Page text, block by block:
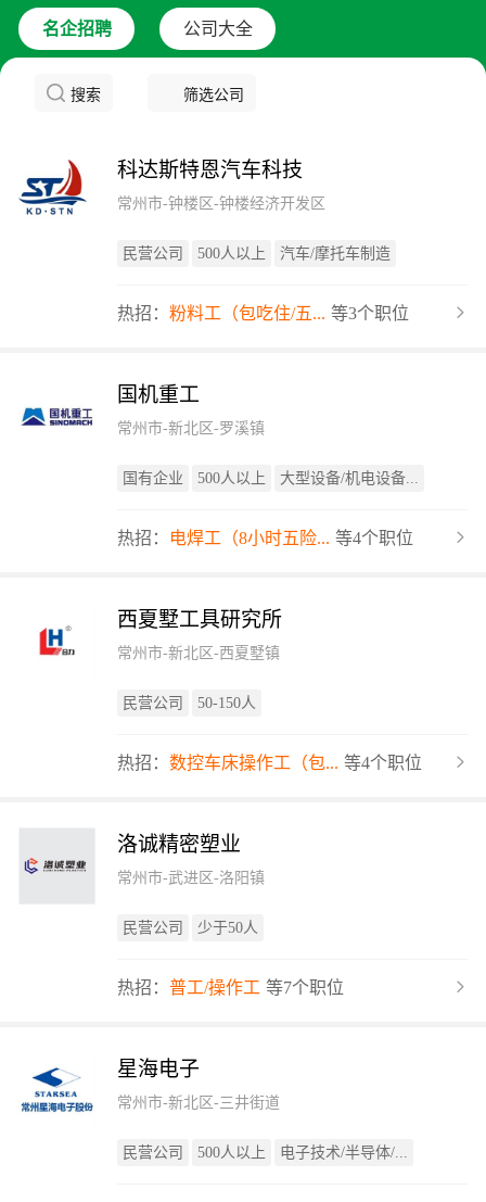
名企招聘 公司大全
搜索 筛选公司
科达斯特恩汽车科技
常州市-钟楼区-钟楼经济开发区
民营公司 500人以上 汽车/摩托车制造
热招： 粉料工（包吃住/五... 等3个职位
国机重工
常州市-新北区-罗溪镇
国有企业 500人以上 大型设备/机电设备...
热招： 电焊工（8小时五险... 等4个职位
西夏墅工具研究所
常州市-新北区-西夏墅镇
民营公司 50-150人
热招： 数控车床操作工（包... 等4个职位
洛诚精密塑业
常州市-武进区-洛阳镇
民营公司 少于50人
热招： 普工/操作工 等7个职位
星海电子
常州市-新北区-三井街道
民营公司 500人以上 电子技术/半导体/...